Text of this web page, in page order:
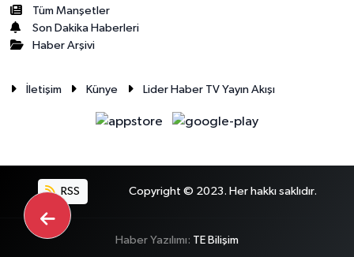
Tüm Manşetler
Son Dakika Haberleri
Haber Arşivi
İletişim Künye Lider Haber TV Yayın Akışı
RSS Copyright © 2023. Her hakkı saklıdır.
Haber Yazılımı: TE Bilişim